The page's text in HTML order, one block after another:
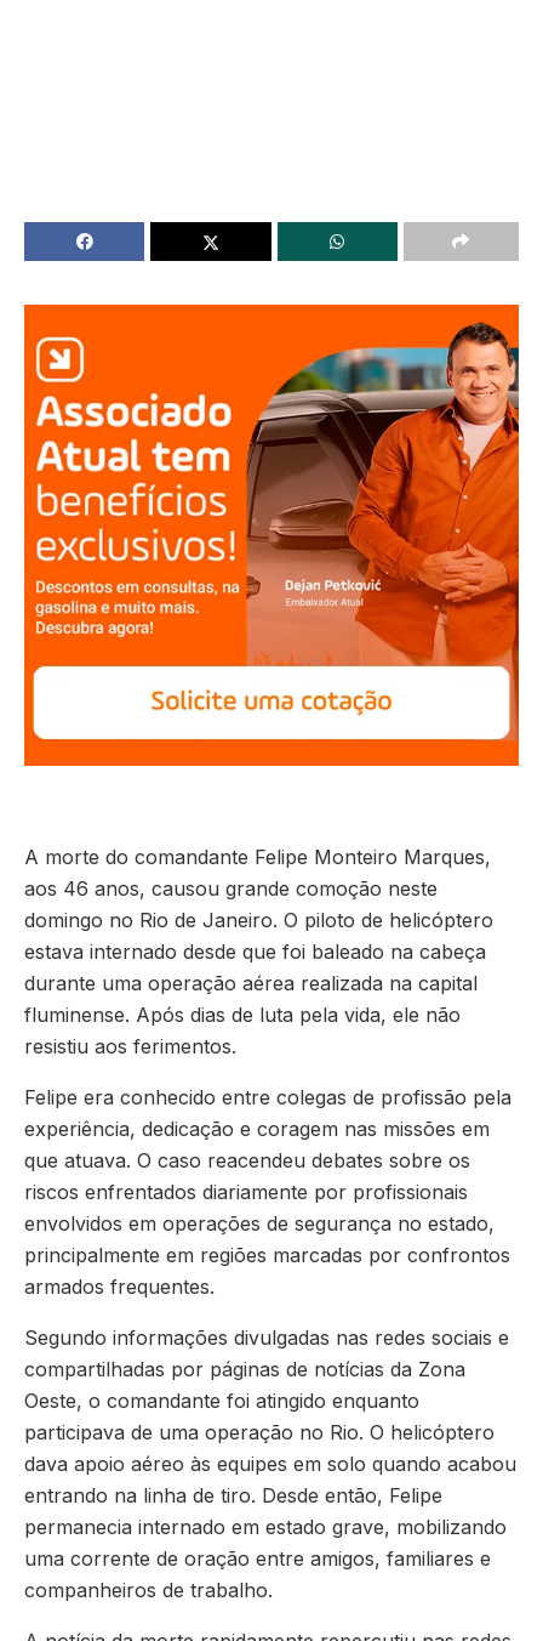
A morte do comandante Felipe Monteiro Marques,
aos 46 anos, causou grande comoção neste
domingo no Rio de Janeiro. O piloto de helicóptero
estava internado desde que foi baleado na cabeça
durante uma operação aérea realizada na capital
fluminense. Após dias de luta pela vida, ele não
resistiu aos ferimentos.
Felipe era conhecido entre colegas de profissão pela
experiência, dedicação e coragem nas missões em
que atuava. O caso reacendeu debates sobre os
riscos enfrentados diariamente por profissionais
envolvidos em operações de segurança no estado,
principalmente em regiões marcadas por confrontos
armados frequentes.
Segundo informações divulgadas nas redes sociais e
compartilhadas por páginas de notícias da Zona
Oeste, o comandante foi atingido enquanto
participava de uma operação no Rio. O helicóptero
dava apoio aéreo às equipes em solo quando acabou
entrando na linha de tiro. Desde então, Felipe
permanecia internado em estado grave, mobilizando
uma corrente de oração entre amigos, familiares e
companheiros de trabalho.